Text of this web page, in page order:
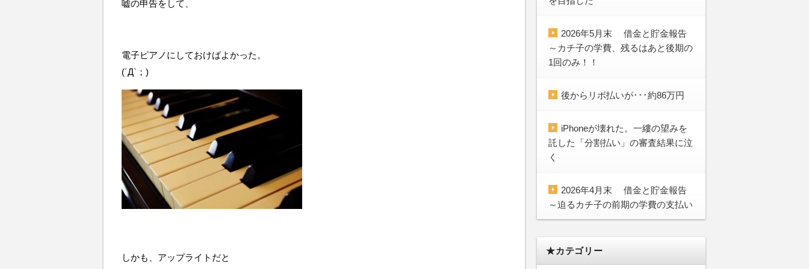
嘘の申告をして、
電子ピアノにしておけばよかった。
(´Д`；)
しかも、アップライトだと
2026年5月末 借金と貯金報告
～カチ子の学費、残るはあと後期の
1回のみ！！
後からリボ払いが･･･約86万円
iPhoneが壊れた。一縷の望みを
託した「分割払い」の審査結果に泣
く
2026年4月末 借金と貯金報告
～迫るカチ子の前期の学費の支払い
★カテゴリー